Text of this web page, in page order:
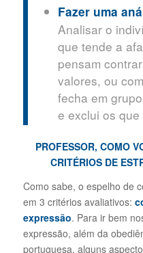
Fazer uma
Analisar o
que tende a
pensam
valores, ou
fecha em
e exclui os
PROFESSOR, COMO
CRITÉRIOS DE
Como sabe, o espelho de
em 3 critérios avaliativos:
expressão. Para ir bem
expressão, além da
portuguesa, alguns